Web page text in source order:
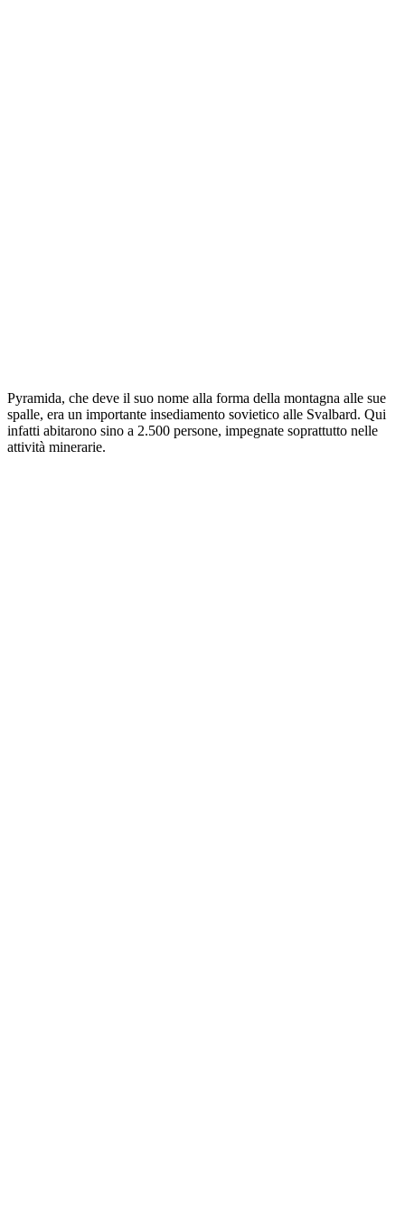
Pyramida, che deve il suo nome alla forma della montagna alle sue
spalle, era un importante insediamento sovietico alle Svalbard. Qui
infatti abitarono sino a 2.500 persone, impegnate soprattutto nelle
attività minerarie.